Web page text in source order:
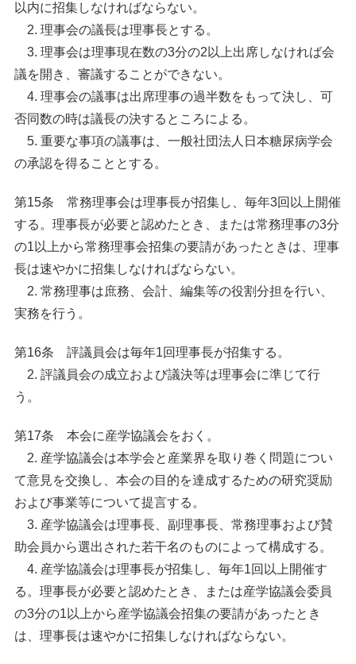
以内に招集しなければならない。
2. 理事会の議長は理事長とする。
3. 理事会は理事現在数の3分の2以上出席しなければ会
議を開き、審議することができない。
4. 理事会の議事は出席理事の過半数をもって決し、可
否同数の時は議長の決するところによる。
5. 重要な事項の議事は、一般社団法人日本糖尿病学会
の承認を得ることとする。
第15条 常務理事会は理事長が招集し、毎年3回以上開催
する。理事長が必要と認めたとき、または常務理事の3分
の1以上から常務理事会招集の要請があったときは、理事
長は速やかに招集しなければならない。
2. 常務理事は庶務、会計、編集等の役割分担を行い、
実務を行う。
第16条 評議員会は毎年1回理事長が招集する。
2. 評議員会の成立および議決等は理事会に準じて行
う。
第17条 本会に産学協議会をおく。
2. 産学協議会は本学会と産業界を取り巻く問題につい
て意見を交換し、本会の目的を達成するための研究奨励
および事業等について提言する。
3. 産学協議会は理事長、副理事長、常務理事および賛
助会員から選出された若干名のものによって構成する。
4. 産学協議会は理事長が招集し、毎年1回以上開催す
る。理事長が必要と認めたとき、または産学協議会委員
の3分の1以上から産学協議会招集の要請があったとき
は、理事長は速やかに招集しなければならない。